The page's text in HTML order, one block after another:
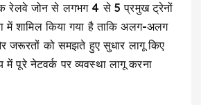
रेलवे जोन से लगभग 4 से 5 प्रमुख ट्रेनों
में शामिल किया गया है ताकि अलग-अलग
जरूरतों को समझते हुए सुधार लागू किए
पूरे नेटवर्क पर व्यवस्था लागू करना